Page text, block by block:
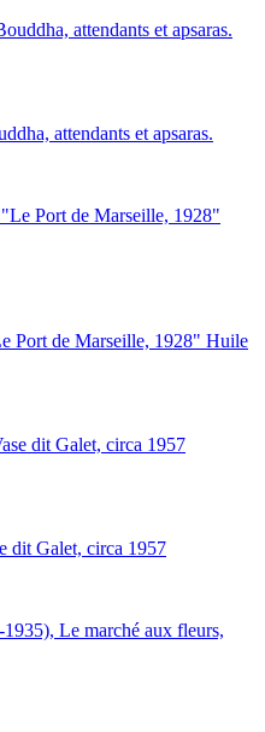
attendants et apsaras.
Port de Marseille, 1928" Huile
dit Galet, circa 1957